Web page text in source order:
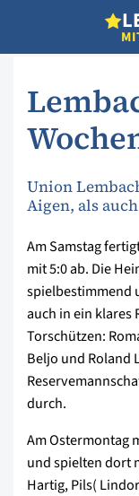
L
Union
Aigen, als
Am Samstag
mit 5:0 ab. Die
spielbestimmend
auch in ein klares
Torschützen:
Beljo und Roland
durch.
Am Ostermontag
und spielten dort
Hartig, Pils(